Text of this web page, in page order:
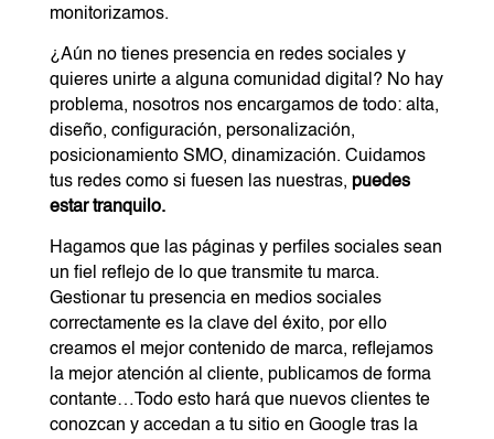
monitorizamos.
¿Aún no tienes presencia en redes sociales y
quieres unirte a alguna comunidad digital? No hay
problema, nosotros nos encargamos de todo: alta,
diseño, configuración, personalización,
posicionamiento SMO, dinamización. Cuidamos
tus redes como si fuesen las nuestras, puedes
estar tranquilo.
Hagamos que las páginas y perfiles sociales sean
un fiel reflejo de lo que transmite tu marca.
Gestionar tu presencia en medios sociales
correctamente es la clave del éxito, por ello
creamos el mejor contenido de marca, reflejamos
la mejor atención al cliente, publicamos de forma
contante…Todo esto hará que nuevos clientes te
conozcan y accedan a tu sitio en Google tras la